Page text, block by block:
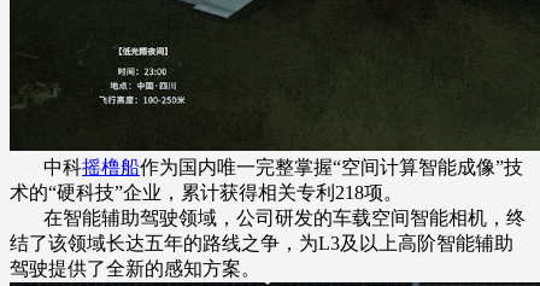
中科摇橹船作为国内唯一完整掌握“空间计算智能成像”技
术的“硬科技”企业，累计获得相关专利218项。
在智能辅助驾驶领域，公司研发的车载空间智能相机，终
结了该领域长达五年的路线之争，为L3及以上高阶智能辅助
驾驶提供了全新的感知方案。